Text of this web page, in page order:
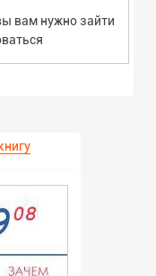
вам нужно зайти